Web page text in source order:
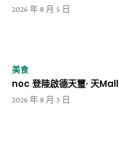
2026 年 8 月 5 日
美食
noc 登陸啟德天璽· 天Mall
2026 年 8 月 3 日